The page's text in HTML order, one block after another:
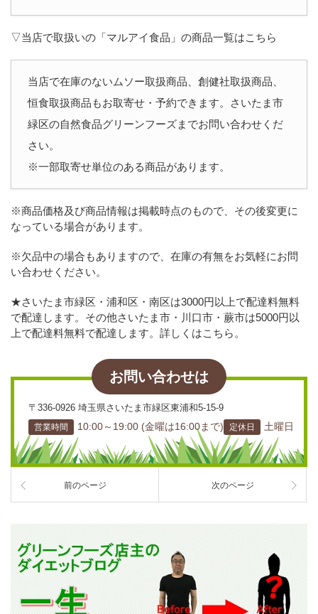
▽当店で取扱いの「マルアイ食品」の商品一覧はこちら
当店で在庫のないムソー取扱商品、創健社取扱商品、
恒食取扱商品もお取寄せ・予約できます。さいたま市
緑区の自然食品グリーンフーズまでお問い合わせくだ
さい。
※一部取寄せ単位のある商品があります。
※商品価格及び商品情報は掲載時点のもので、その後変更に
なっている場合があります。
※欠品中の場合もありますので、在庫の有無をお気軽にお問
い合わせください。
★さいたま市緑区・浦和区・南区は3000円以上で配達料無料
で配達します。その他さいたま市・川口市・蕨市は5000円以
上で配達料無料で配達します。詳しくはこちら。
お問い合わせは
〒336-0926 埼玉県さいたま市緑区東浦和5-15-9
営業時間
10:00～19:00 (金曜は16:00まで) 定休日 土曜日
前のページ 次のページ